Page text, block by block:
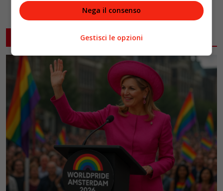
ARTICOLI CORRELATI
Nega il consenso
Gestisci le opzioni